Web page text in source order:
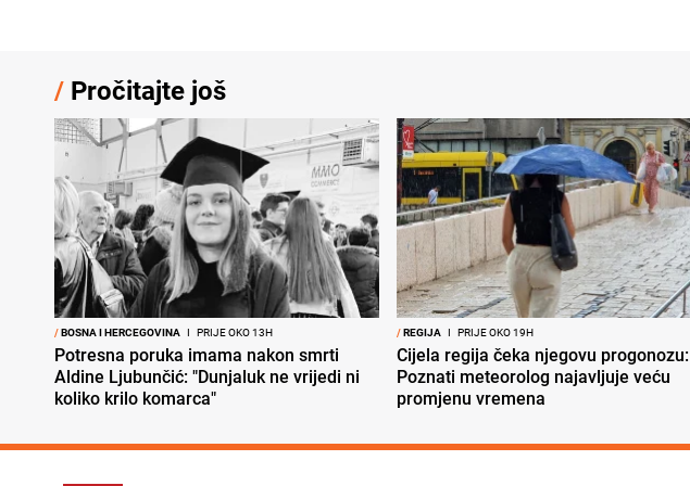
/ Pročitajte još
/BOSNA I HERCEGOVINA I PRIJE OKO 13H
Potresna poruka imama nakon smrti
Aldine Ljubunčić: "Dunjaluk ne vrijedi ni
koliko krilo komarca"
/REGIJA I PRIJE OKO 19H
Cijela regija čeka njegovu progonozu:
Poznati meteorolog najavljuje veću
promjenu vremena